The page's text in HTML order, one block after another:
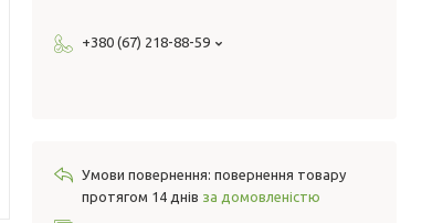
+380 (67) 218-88-59
повернення товару
протягом 14 днів за домовленістю